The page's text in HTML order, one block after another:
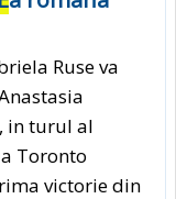
Ruse va
in turul al
Toronto
victorie din